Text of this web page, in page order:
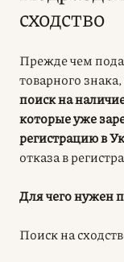
сходство
Прежде чем
товарного знака,
поиск на
которые уже
регистрацию в
отказа в
Для чего нужен
Поиск на